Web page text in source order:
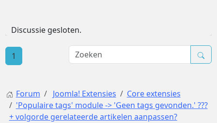
Discussie gesloten.
1
Forum Joomla! Extensies
Core extensies
'Populaire tags' module -> 'Geen tags gevonden.' ???
+ volgorde gerelateerde artikelen aanpassen?